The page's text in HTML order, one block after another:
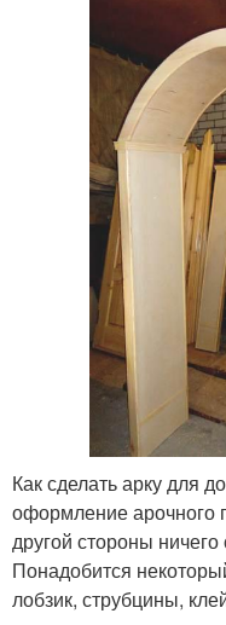
Как сделать арку для
оформление арочного
другой стороны
Понадобится
лобзик, струбцины,